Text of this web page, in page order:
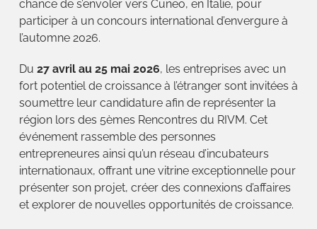
chance de s’envoler vers Cuneo, en Italie, pour
participer à un concours international d’envergure à
l’automne 2026.
Du 27 avril au 25 mai 2026, les entreprises avec un
fort potentiel de croissance à l’étranger sont invitées à
soumettre leur candidature afin de représenter la
région lors des 5èmes Rencontres du RIVM. Cet
événement rassemble des personnes
entrepreneures ainsi qu’un réseau d’incubateurs
internationaux, offrant une vitrine exceptionnelle pour
présenter son projet, créer des connexions d’affaires
et explorer de nouvelles opportunités de croissance.